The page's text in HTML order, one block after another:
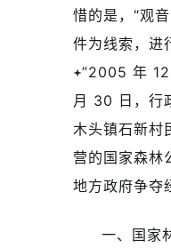
惜的是，“观
件为线索，进
”2005 年
月 30 日，行
木头镇石新村
营的国家森林
地方政府争夺
一、国家